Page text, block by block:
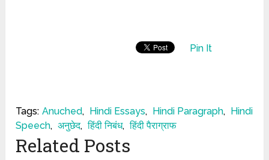
Pin It
Tags: Anuched, Hindi Essays, Hindi Paragraph,
Hindi
Speech, अनुछेद, हिंदी निबंध, हिंदी पैराग्राफ
Related Posts